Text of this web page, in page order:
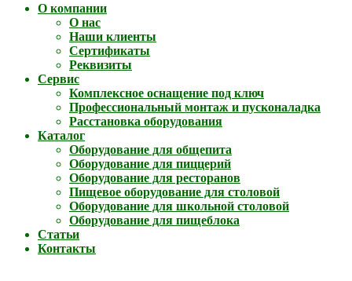
О компании
О нас
Наши клиенты
Сертификаты
Реквизиты
Сервис
Комплексное оснащение под ключ
Профессиональный монтаж и пусконаладка
Расстановка оборудования
Каталог
Оборудование для общепита
Оборудование для пиццерий
Оборудование для ресторанов
Пищевое оборудование для столовой
Оборудование для школьной столовой
Оборудование для пищеблока
Статьи
Контакты